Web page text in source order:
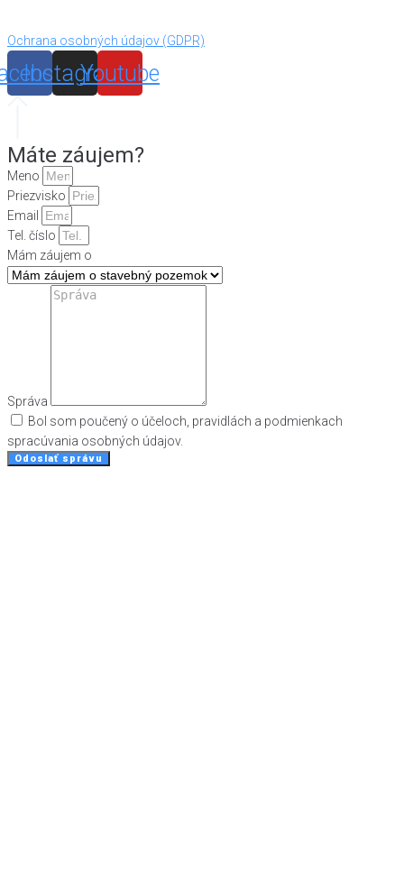
Ochrana osobných údajov (GDPR)
Instagram
Youtube
Máte záujem?
Meno
Priezvisko
Email
Tel. číslo
Mám záujem o
Správa
Bol som poučený o účeloch, pravidlách a podmienkach
spracúvania osobných údajov.
Odoslať správu